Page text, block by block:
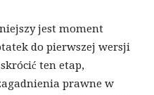
jest moment
do pierwszej wersji
ten etap,
prawne w